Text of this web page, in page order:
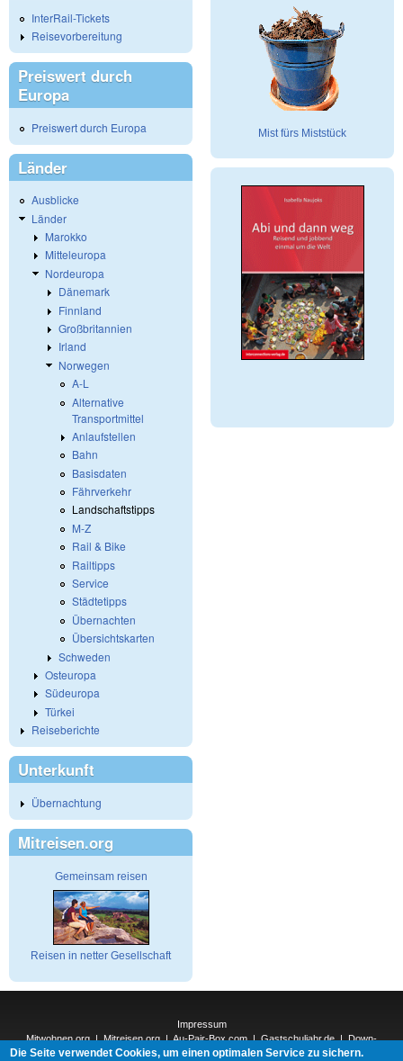
InterRail-Tickets
Reisevorbereitung
Preiswert durch
Europa
Preiswert durch Europa
Länder
Ausblicke
Länder
Marokko
Mitteleuropa
Nordeuropa
Dänemark
Finnland
Großbritannien
Irland
Norwegen
A-L
Alternative
Transportmittel
Anlaufstellen
Bahn
Basisdaten
Fährverkehr
Landschaftstipps
M-Z
Rail & Bike
Railtipps
Service
Städtetipps
Übernachten
Übersichtskarten
Schweden
Osteuropa
Südeuropa
Türkei
Reiseberichte
Unterkunft
Übernachtung
Mitreisen.org
Gemeinsam reisen
Reisen in netter Gesellschaft
Mist fürs Miststück
Impressum
Mitwohnen.org|Mitreisen.org|Au-Pair-Box.com|Gastschuljahr.de|Down-
Under.org |Elderpair.com|
Die Seite verwendet Cookies, um einen optimalen Service zu sichern.